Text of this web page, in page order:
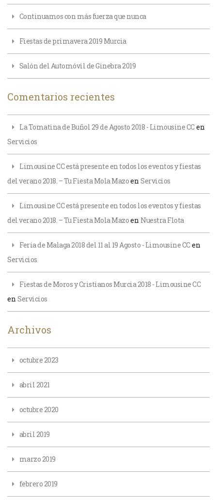
Continuamos con más fuerza que nunca
Fiestas de primavera 2019 Murcia
Salón del Automóvil de Ginebra 2019
Comentarios recientes
La Tomatina de Buñol 29 de Agosto 2018 - Limousine CCen
Servicios
Limousine CC está presente en todos los eventos y fiestas
del verano 2018. – Tu Fiesta Mola Mazoen Servicios
Limousine CC está presente en todos los eventos y fiestas
del verano 2018. – Tu Fiesta Mola Mazoen Nuestra Flota
Feria de Malaga 2018 del 11 al 19 Agosto - Limousine CCen
Servicios
Fiestas de Moros y Cristianos Murcia 2018 - Limousine CC
en Servicios
Archivos
octubre 2023
abril 2021
octubre 2020
abril 2019
marzo 2019
febrero 2019